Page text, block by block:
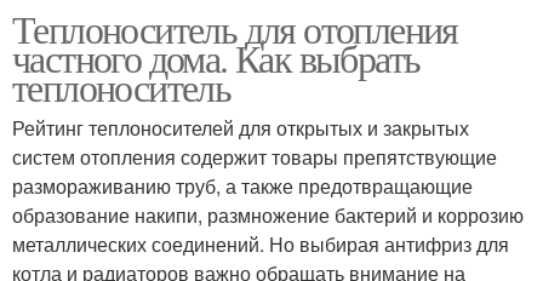
Теплоноситель для отопления
частного дома. Как выбрать
теплоноситель
Рейтинг теплоносителей для открытых и закрытых
систем отопления содержит товары препятствующие
размораживанию труб, а также предотвращающие
образование накипи, размножение бактерий и коррозию
металлических соединений. Но выбирая антифриз для
котла и радиаторов важно обращать внимание на